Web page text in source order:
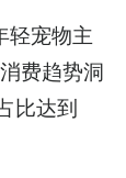
轻宠物主
费趋势洞
比达到